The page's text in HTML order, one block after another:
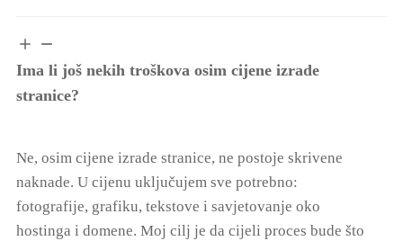
Ima li još nekih troškova osim cijene izrade
stranice?
Ne, osim cijene izrade stranice, ne postoje skrivene
naknade. U cijenu uključujem sve potrebno:
fotografije, grafiku, tekstove i savjetovanje oko
hostinga i domene. Moj cilj je da cijeli proces bude što